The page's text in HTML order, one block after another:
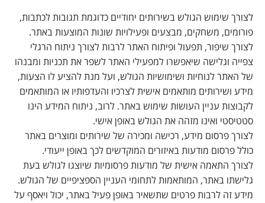
לצורך שימוש הגולש בשירותים יחודיים כדוגמת תגובות לכתבות,
פורומים, משחקים, מבצעים ופעילויות שונות המוצעות באתר.
לצורך שיפור, תפעול ופיתוח האתר לרבות לצורך ניתוח הרגלי
צפייה וגלישה שיאפשרו למפעילי האתר לשפר את תכניות ומבנהו
של האתר לנוחיות ושימושיות הגולש, ועל מנת להציע לו הצעות,
מידע ושירותים מותאמים אישית לצרכיו והעדפותיו או המותאמים
לקבוצות עניין העושות שימוש באתר. לרוב, ניתוח המידע הינו
סטטיסטי ואינו מזהה את הגולש באופן אישי.
לצורך פרסום מידע, רכישה ומכירה של שירותים ומוצרים באתר
כולל פרסום מודעות באיזורים המוקדשים לכך באופן ייעודי.
לצורך התאמה אישית של מודעות פרסומיות שיוצגו לגולש בעת
גלישתו באתר, המותאמות לתחומי העניין הספציפיים של הגולש.
מידע זה לרבות פרטים שתשאיר באופן פעיל באתר, יכול ויאסף על